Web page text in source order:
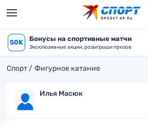
50K Бонусы на спортивные матчи
Эксклюзивные акции, розыгрыши призов
Спорт Фигурное катание
Илья Масюк